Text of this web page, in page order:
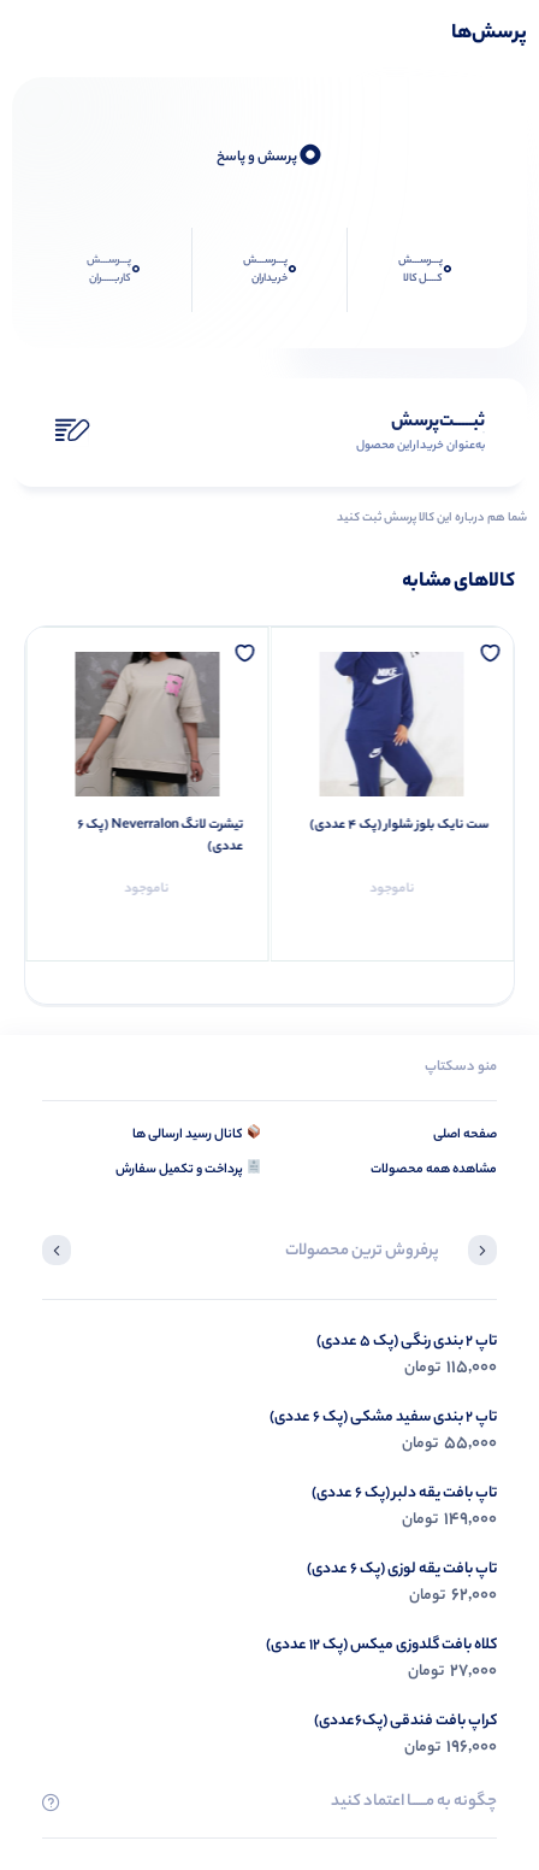
پرسش‌ها
0پرسش و پاسخ
0پـــرســـش
کــــل کالا
0پـــرســـش
خریداران
0پـــرســـش
کاربـــــران
ثبـــــت‌پرسش
به‌عنوان ‌خریدار‌این‌ محصول
شما هم درباره این کالا پرسش ثبت کنید
کالاهای مشابه
ست نایک بلوز شلوار (پک 4 عددی)
ناموجود
تیشرت لانگ Neverralon (پک 6
عددی)
ناموجود
منو دسکتاپ
صفحه اصلی
مشاهده همه محصولات
کانال رسید ارسالی ها
پرداخت و تکمیل سفارش
پرفروش ترین محصولات
تاپ 2 بندی رنگی (پک 5 عددی)
115,000 تومان
تاپ 2 بندی سفید مشکی (پک 6 عددی)
55,000 تومان
تاپ بافت یقه دلبر (پک 6 عددی)
149,000 تومان
تاپ بافت یقه لوزی (پک 6 عددی)
62,000 تومان
کلاه بافت گلدوزی میکس (پک 12 عددی)
27,000 تومان
کراپ بافت فندقی (پک6عددی)
196,000 تومان
دامن لنین ثریا (پک 5 عددی)
245,000 تومان
چگونه به مــــــا اعتماد کنید